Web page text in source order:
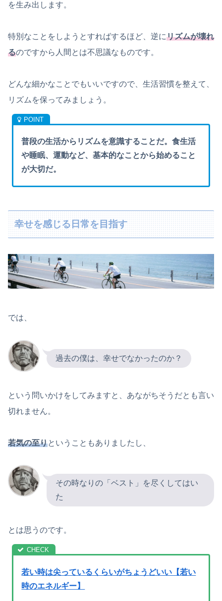
を生み出します。
特別なことをしようとすればするほど、逆にリズムが壊れ
るのですから人間とは不思議なものです。
どんな細かなことでもいいですので、生活習慣を整えて、
リズムを保ってみましょう。
普段の生活からリズムを意識することだ。食生活
や睡眠、運動など、基本的なことから始めること
が大切だ。
幸せを感じる日常を目指す
では、
過去の僕は、幸せでなかったのか？
という問いかけをしてみますと、あながちそうだとも言い
切れません。
若気の至りということもありましたし、
その時なりの「ベスト」を尽くしてはい
た
とは思うのです。
若い時は尖っているくらいがちょうどいい【若い
時のエネルギー】